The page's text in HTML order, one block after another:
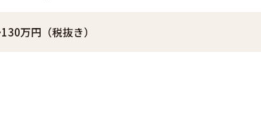
万円（税抜き）